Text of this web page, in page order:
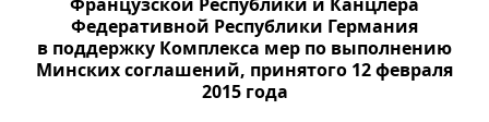
Федеративной Республики Германия
в поддержку Комплекса мер по выполнению
Минских соглашений, принятого 12 февраля
2015 года